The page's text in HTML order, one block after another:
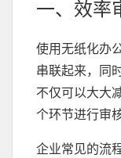
一、效率
使用无纸化办
串联起来，同
不仅可以大大
个环节进行审
企业常见的流